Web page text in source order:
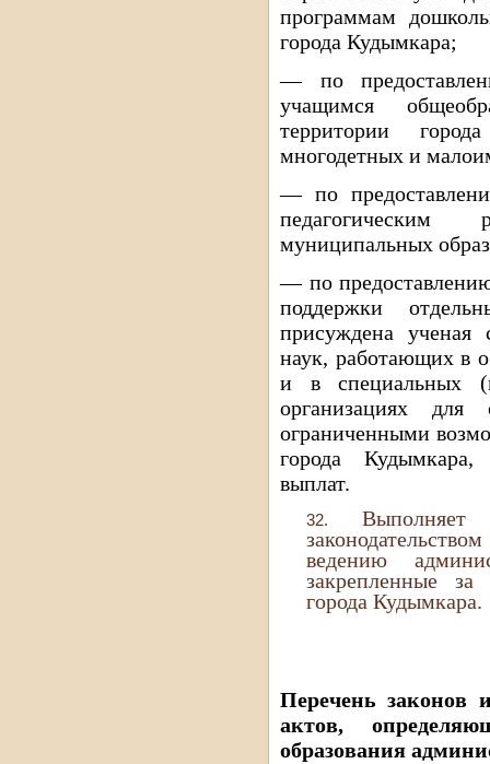
программам
города Кудымкара;
— по
учащимся
территории
многодетных и
— по
педагогическим
муниципальных
— по
поддержки
присуждена ученая
наук, работающих в
и в специальных
организациях для
ограниченными
города
выплат.
ведению
закрепленные
города Кудымкара.
Перечень
актов,
образования